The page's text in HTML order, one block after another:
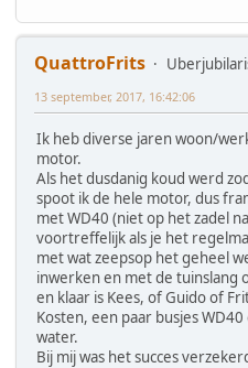
QuattroFrits
13 september, 2017, 16:42:06
Ik heb diverse jaren woon/
motor.
Als het dusdanig koud werd
spoot ik de hele motor, dus
met WD40 (niet op het zadel
voortreffelijk als je het
met wat zeepsop het geheel
inwerken en met de
en klaar is Kees, of Guido of
Kosten, een paar busjes
water.
Bij mij was het succes